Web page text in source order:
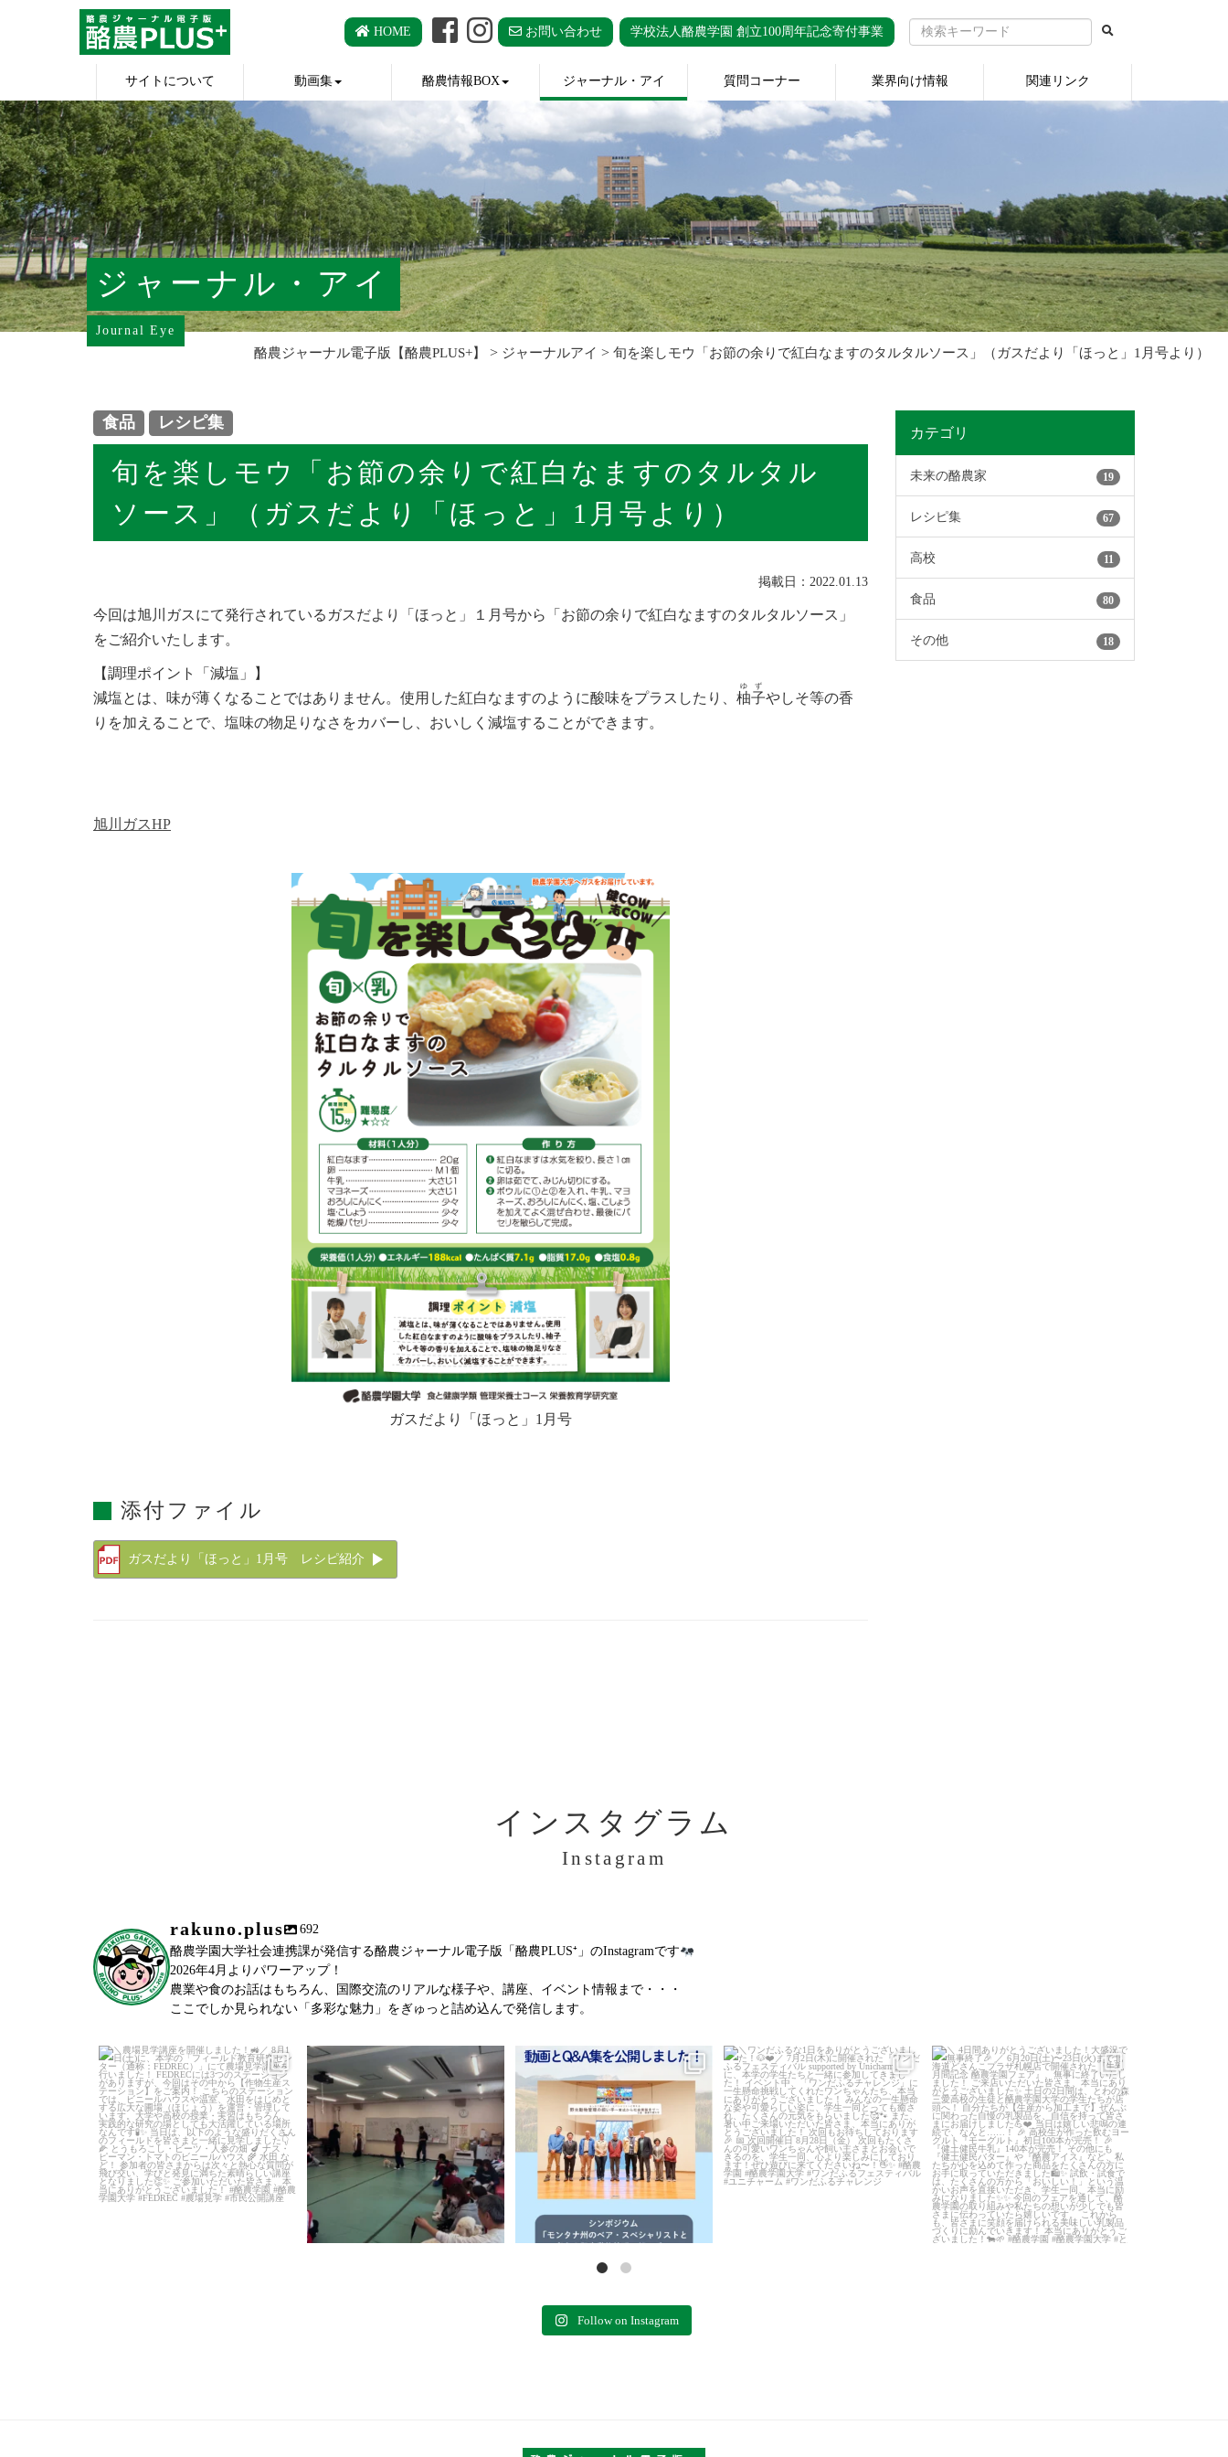
HOME お問い合わせ 学校法人酪農学園 創立100周年記念寄付事業
サイトについて 動画集 酪農情報BOX ジャーナル・アイ 質問コーナー 業界向け情報 関連リンク
ジャーナル・アイ
Journal Eye
酪農ジャーナル電子版【酪農PLUS+】 > ジャーナルアイ > 旬を楽しモウ「お節の余りで紅白なますのタルタルソース」（ガスだより「ほっと」1月号より）
食品 レシピ集
旬を楽しモウ「お節の余りで紅白なますのタルタル
ソース」（ガスだより「ほっと」1月号より）
掲載日：2022.01.13
今回は旭川ガスにて発行されているガスだより「ほっと」１月号から「お節の余りで紅白なますのタルタルソース」
をご紹介いたします。
【調理ポイント「減塩」】
減塩とは、味が薄くなることではありません。使用した紅白なますのように酸味をプラスしたり、 柚子
ゆず
やしそ等の香
りを加えることで、塩味の物足りなさをカバーし、おいしく減塩することができます。
旭川ガスHP
ガスだより「ほっと」1月号
添付ファイル
ガスだより「ほっと」1月号 レシピ紹介
カテゴリ
未来の酪農家 19
レシピ集 67
高校 11
食品 80
その他 18
インスタグラム
Instagram
rakuno.plus
692
酪農学園大学社会連携課が発信する酪農ジャーナル電子版「酪農PLUS⁺」のInstagramです
2026年4月よりパワーアップ！
農業や食のお話はもちろん、国際交流のリアルな様子や、講座、イベント情報まで・・・
ここでしか見られない「多彩な魅力」をぎゅっと詰め込んで発信します。
＼農場見学講座を開催しました！ ／...
103 0
「後期募集開始！」
6月27日(土)に、全5回に渡る犬のしつけ
教室(前期)が終了いたしました。...
78 0
＼動画＆特別Q&A集を公開しました！
...
11 0
＼ワンだふるな1日をありがとうござい
ました！
／...
77 0
＼ 4日間ありがとうございました！大盛
況で無事終了
／
...
224 2
Follow on Instagram